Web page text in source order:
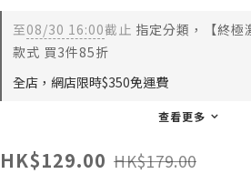
至08/30 16:00截止 指定分類，【終極
款式 買3件85折
全店，網店限時$350免運費
查看更多
HK$129.00 HK$179.00